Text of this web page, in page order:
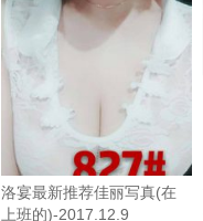
洛宴最新推荐佳丽写真(在
上班的)-2017.12.9